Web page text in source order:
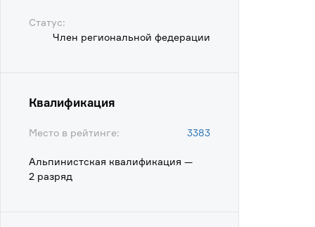
Статус:
Член региональной федерации
Квалификация
Место в рейтинге: 3383
Альпинистская квалификация —
2 разряд